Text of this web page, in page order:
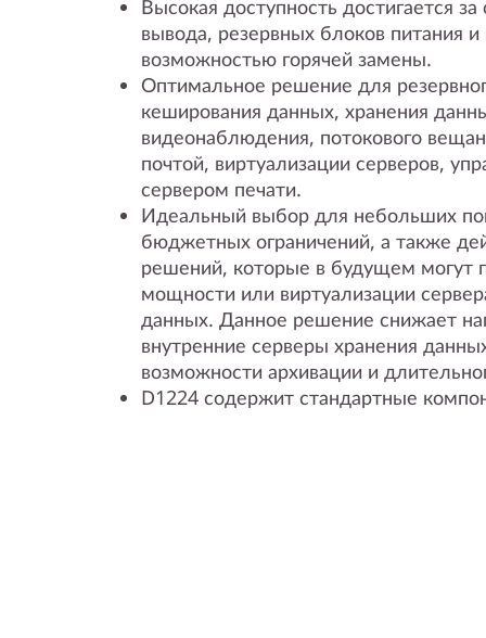
Высокая доступность достигается
вывода, резервных блоков питания и
возможностью горячей замены.
Оптимальное решение для
кеширования данных, хранения
видеонаблюдения, потокового
почтой, виртуализации серверов,
сервером печати.
Идеальный выбор для небольших
бюджетных ограничений, а также
решений, которые в будущем могут
мощности или виртуализации
данных. Данное решение снижает
внутренние серверы хранения
возможности архивации и
D1224 содержит стандартные